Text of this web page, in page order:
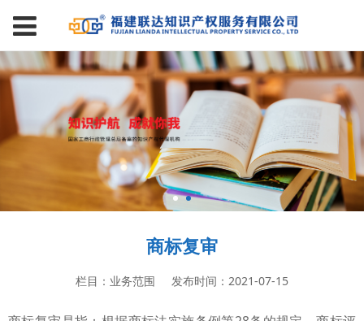
商标复审
栏目：业务范围 发布时间：2021-07-15